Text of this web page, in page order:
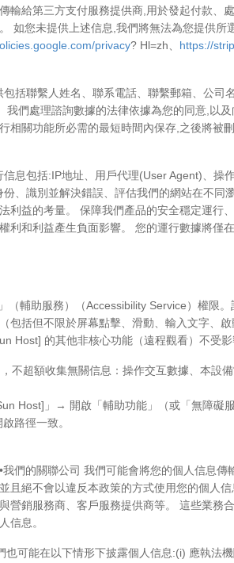
輸給第三方支付服務提供商,用於發起付款、
如您未提供上述信息,我們將無法為您提供所
privacy? Hl=zh、 https://
括聯繫人姓名、聯系電話、聯繫郵箱、公司
們處理諮詢數據的法律依據為您的同意,以
相關功能所必需的最短時間內保存,之後將被
息包括:IP地址、用戶代理(User Agent)、操
、識別並解決錯誤、評估我們的網站在不同
利益的考量。 保障我們產品的安全穩定運行
和利益產生負面影響。 您的運行數據將僅
輔助服務）（Accessibility Service）權限
包括但不限於屏幕點擊、滑動、輸入文字、
Host] 的其他非核心功能（遠程觀看）不受影
不超額收集無關信息：操作交互數據、本設
Host]」→ 開啟「輔助功能」（或「無障礙
路徑一致。
們的關聯公司 我們可能會將您的個人信息傳
絕不會以違反本政策的方式使用您的個人信
營銷服務商、客戶服務提供商等。 這些業務
信息。
可能在以下情形下披露個人信息:(i) 應執法